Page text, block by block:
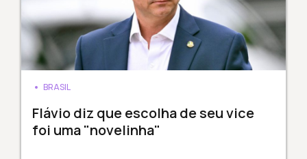
BRASIL
Flávio diz que escolha de seu vice
foi uma "novelinha"